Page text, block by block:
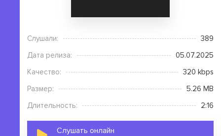
Слушали:
389
Дата релиза:
05.07.2025
Качество:
320 kbps
Размер:
5.26 MB
Длительность:
2:16
Слушать онлайн